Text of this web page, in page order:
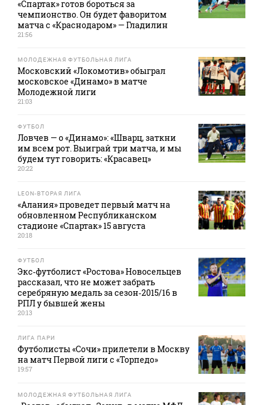
«Спартак» готов бороться за
чемпионство. Он будет фаворитом
матча с «Краснодаром» — Гладилин
21:56
МОЛОДЕЖНАЯ ФУТБОЛЬНАЯ ЛИГА
Московский «Локомотив» обыграл
московское «Динамо» в матче
Молодежной лиги
21:03
ФУТБОЛ
Ловчев — о «Динамо»: «Шварц, заткни
им всем рот. Выиграй три матча, и мы
будем тут говорить: «Красавец»
20:22
LEON-ВТОРАЯ ЛИГА
«Алания» проведет первый матч на
обновленном Республиканском
стадионе «Спартак» 15 августа
20:18
ФУТБОЛ
Экс‑футболист «Ростова» Новосельцев
рассказал, что не может забрать
серебряную медаль за сезон‑2015/16 в
РПЛ у бывшей жены
20:13
ЛИГА ПАРИ
Футболисты «Сочи» прилетели в Москву
на матч Первой лиги с «Торпедо»
19:57
МОЛОДЕЖНАЯ ФУТБОЛЬНАЯ ЛИГА